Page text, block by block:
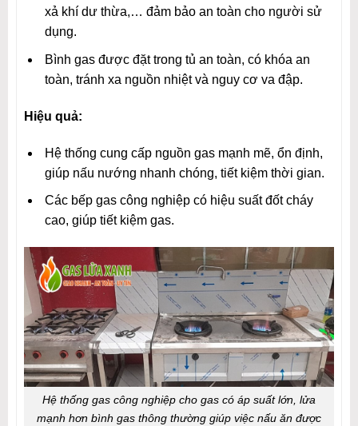
xả khí dư thừa,… đảm bảo an toàn cho người sử
dụng.
Bình gas được đặt trong tủ an toàn, có khóa an
toàn, tránh xa nguồn nhiệt và nguy cơ va đập.
Hiệu quả:
Hệ thống cung cấp nguồn gas mạnh mẽ, ổn định,
giúp nấu nướng nhanh chóng, tiết kiệm thời gian.
Các bếp gas công nghiệp có hiệu suất đốt cháy
cao, giúp tiết kiệm gas.
Hệ thống gas công nghiệp cho gas có áp suất lớn, lửa
mạnh hơn bình gas thông thường giúp việc nấu ăn được